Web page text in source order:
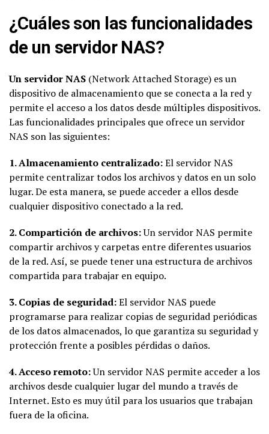
¿Cuáles son las funcionalidades
de un servidor NAS?
Un servidor NAS (Network Attached Storage) es un
dispositivo de almacenamiento que se conecta a la red y
permite el acceso a los datos desde múltiples dispositivos.
Las funcionalidades principales que ofrece un servidor
NAS son las siguientes:
1. Almacenamiento centralizado:El servidor NAS
permite centralizar todos los archivos y datos en un solo
lugar. De esta manera, se puede acceder a ellos desde
cualquier dispositivo conectado a la red.
2. Compartición de archivos:Un servidor NAS permite
compartir archivos y carpetas entre diferentes usuarios
de la red. Así, se puede tener una estructura de archivos
compartida para trabajar en equipo.
3. Copias de seguridad:El servidor NAS puede
programarse para realizar copias de seguridad periódicas
de los datos almacenados, lo que garantiza su seguridad y
protección frente a posibles pérdidas o daños.
4. Acceso remoto:Un servidor NAS permite acceder a los
archivos desde cualquier lugar del mundo a través de
Internet. Esto es muy útil para los usuarios que trabajan
fuera de la oficina.